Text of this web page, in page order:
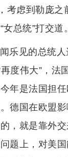
虑到勒庞之
总统”打交道。
乐见的总统
度伟大”，法
年是法国担任
德国在欧盟影
，就是靠外
题上，对美